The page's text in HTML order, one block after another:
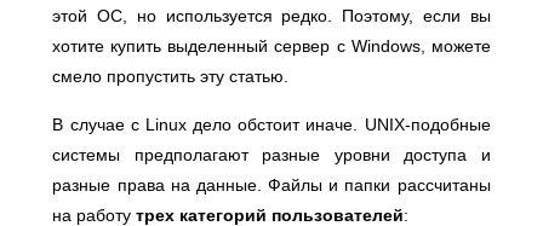
этой ОС, но используется редко. Поэтому, если вы
хотите купить выделенный сервер с Windows, можете
смело пропустить эту статью.
В случае с Linux дело обстоит иначе. UNIX-подобные
системы предполагают разные уровни доступа и
разные права на данные. Файлы и папки рассчитаны
на работутрех категорий пользователей: